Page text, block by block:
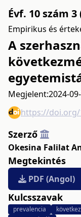
Évf. 10 szám 3
Empirikus és
A
Megjelent:2024-
https://doi.org/
Szerző
Okesina Falilat
Megtekintés
PDF (Angol)
Kulcsszavak
prevalencia